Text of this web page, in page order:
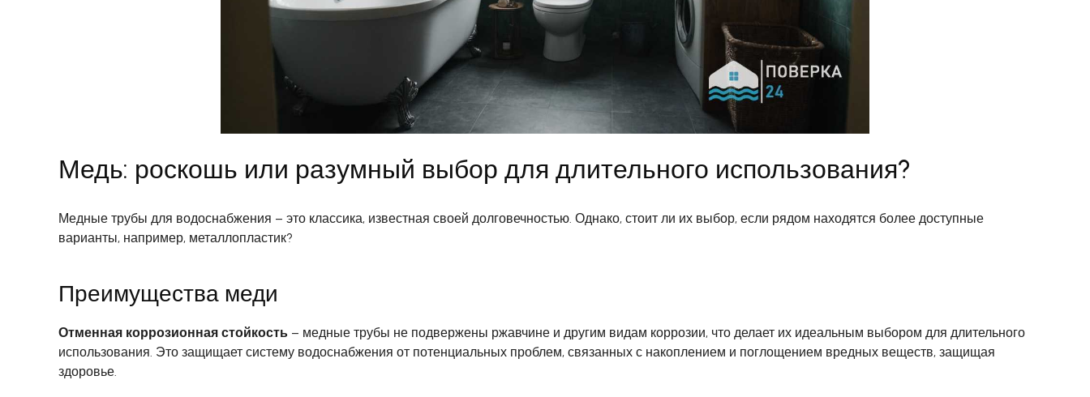
Медь: роскошь или разумный выбор для длительного использования?
Медные трубы для водоснабжения – это классика, известная своей долговечностью. Однако, стоит ли их выбор, если рядом находятся более доступные
варианты, например, металлопластик?
Преимущества меди
Отменная коррозионная стойкость – медные трубы не подвержены ржавчине и другим видам коррозии, что делает их идеальным выбором для длительного
использования. Это защищает систему водоснабжения от потенциальных проблем, связанных с накоплением и поглощением вредных веществ, защищая
здоровье.